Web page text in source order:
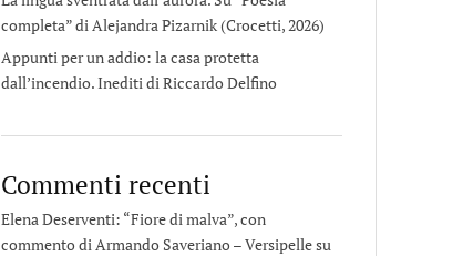
completa” di Alejandra Pizarnik (Crocetti, 2026)
Appunti per un addio: la casa protetta
dall’incendio. Inediti di Riccardo Delfino
Commenti recenti
Elena Deserventi: “Fiore di malva”, con
commento di Armando Saveriano – Versipellesu